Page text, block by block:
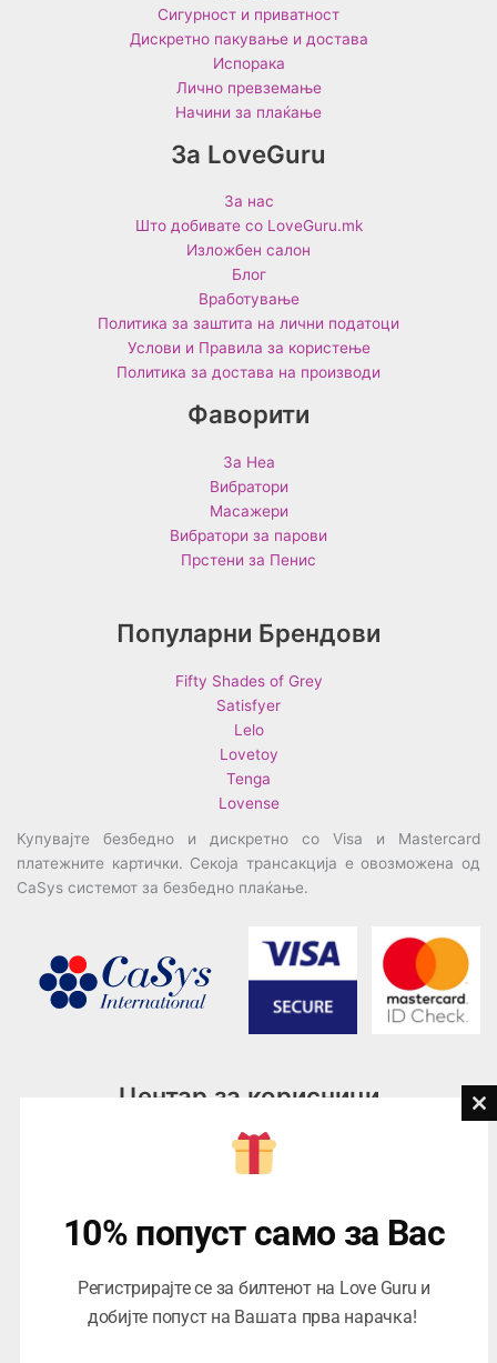
Сигурност и приватност
Дискретно пакување и достава
Испорака
Лично превземање
Начини за плаќање
За LoveGuru
За нас
Што добивате со LoveGuru.mk
Изложбен салон
Блог
Вработување
Политика за заштита на лични податоци
Услови и Правила за користење
Политика за достава на производи
Фаворити
За Неа
Вибратори
Масажери
Вибратори за парови
Прстени за Пенис
Популарни Брендови
Fifty Shades of Grey
Satisfyer
Lelo
Lovetoy
Tenga
Lovense
Купувајте безбедно и дискретно со Visa и Mastercard
платежните картички. Секоја трансакција е овозможена од
CaSys системот за безбедно плаќање.
Центар за корисници
076945497; 076945498
contact@loveguru.mk
Саб – Нед: 10-18
10% попуст само за Вас
Регистрирајте се за билтенот на Love Guru и
добијте попуст на Вашата прва нарачка!